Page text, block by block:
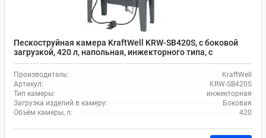
Пескоструйная камера KraftWell KRW-SB420S, с боковой
загрузкой, 420 л, напольная, инжекторного типа, с
давлением воздуха 6-8 бар
Производитель:
KraftWell
Артикул:
KRW-SB420S
Тип камеры:
инжекторная
Загрузка изделий в камеру:
Боковая
Объём камеры, л:
420